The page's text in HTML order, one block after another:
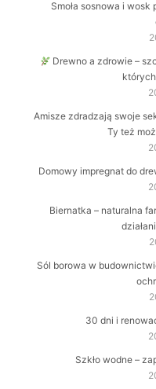
Smoła sosnowa i
Drewno a zdrowie –
Amisze zdradzają swoje
Ty też
Domowy impregnat do
Biernatka – naturalna
Sól borowa w
30 dni i
Szkło wodne –